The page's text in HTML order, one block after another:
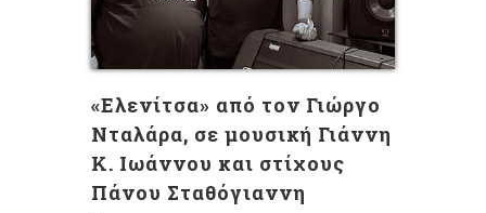
«Eλενίτσα» από τον Γιώργο
Νταλάρα, σε μουσική Γιάννη
Κ. Ιωάννου και στίχους
Πάνου Σταθόγιαννη